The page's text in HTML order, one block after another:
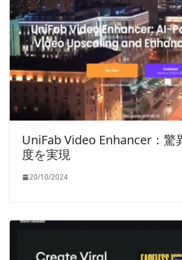
UniFab Video Enhancer：驚
度を実現
20/10/2024